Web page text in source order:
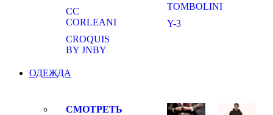
CC
CORLEANI
CROQUIS
BY JNBY
TOMBOLINI
Y-3
ОДЕЖДА
СМОТРЕТЬ